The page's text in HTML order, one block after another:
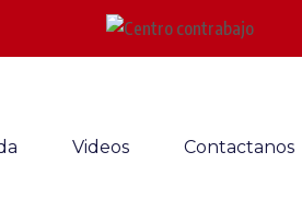
Videos Contactanos